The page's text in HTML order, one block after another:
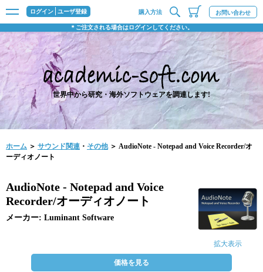
ログイン ユーザ登録
＊ご注文される場合はログインしてください。
購入方法 お問い合わせ
世界中から研究・海外ソフトウェアを調達します!
ホーム ＞ サウンド関連 ・ その他＞ AudioNote - Notepad and Voice Recorder/オ
ーディオノート
拡大表示
AudioNote - Notepad and Voice
Recorder/オーディオノート
メーカー: Luminant Software
価格を見る